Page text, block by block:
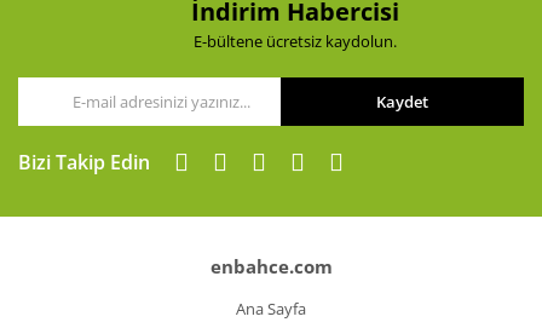
İndirim Habercisi
E-bültene ücretsiz kaydolun.
Kaydet
Bizi Takip Edin
enbahce.com
Ana Sayfa